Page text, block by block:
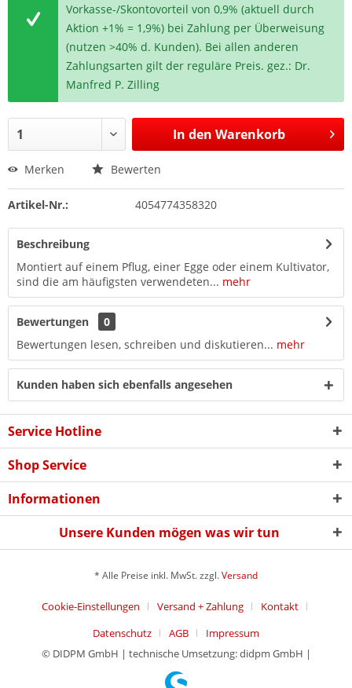
Vorkasse-/Skontovorteil von 0,9% (aktuell durch
Aktion +1% = 1,9%) bei Zahlung per Überweisung
(nutzen >40% d. Kunden). Bei allen anderen
Zahlungsarten gilt der reguläre Preis. gez.: Dr.
Manfred P. Zilling
In den Warenkorb
Merken Bewerten
Artikel-Nr.: 4054774358320
Beschreibung
Montiert auf einem Pflug, einer Egge oder einem Kultivator,
sind die am häufigsten verwendeten... mehr
Bewertungen
0
Bewertungen lesen, schreiben und diskutieren... mehr
Kunden haben sich ebenfalls angesehen
Service Hotline
Shop Service
Informationen
Unsere Kunden mögen was wir tun
* Alle Preise inkl. MwSt. zzgl.Versand
Cookie-Einstellungen Versand + Zahlung
Kontakt
Datenschutz
AGB
Impressum
© DIDPM GmbH | technische Umsetzung: didpm GmbH |